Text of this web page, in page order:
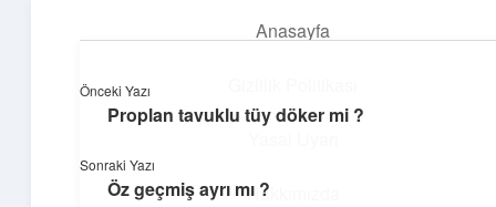
Anasayfa
Hakkımızda
Teknoloji ve Aşk
Dijital dünyada keyifli bir macera!
Önceki Yazı
Proplan tavuklu tüy döker mi ?
Sonraki Yazı
Öz geçmiş ayrı mı ?